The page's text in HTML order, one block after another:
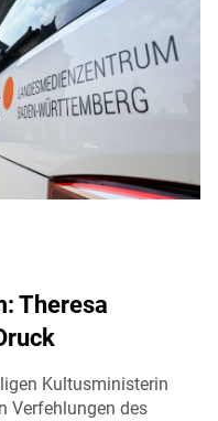
Theresa
Kultusministerin
Verfehlungen des